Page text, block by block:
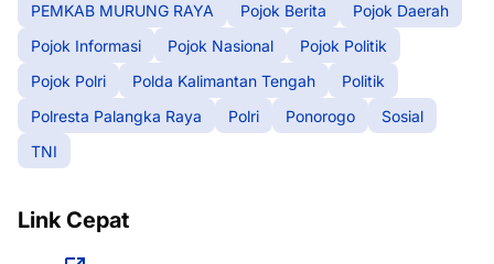
PEMKAB MURUNG RAYA
Pojok Berita
Pojok Daerah
Pojok Informasi
Pojok Nasional
Pojok Politik
Pojok Polri
Polda Kalimantan Tengah
Politik
Polresta Palangka Raya
Polri Ponorogo
Sosial
TNI
Link Cepat